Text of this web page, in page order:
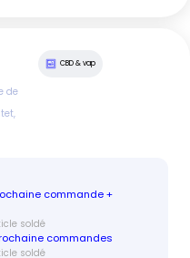
de
CBD & vap
commande +
soldé
commandes
soldé